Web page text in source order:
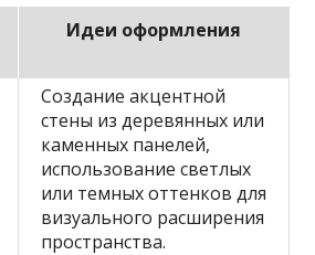
Идеи оформления
Создание акцентной
стены из деревянных или
каменных панелей,
использование светлых
или темных оттенков для
визуального расширения
пространства.